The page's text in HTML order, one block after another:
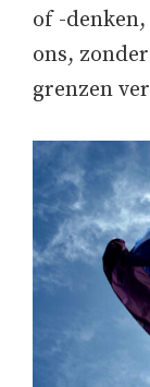
of -
ons,
grenzen